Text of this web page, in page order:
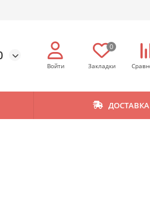
0
ДОСТАВКА